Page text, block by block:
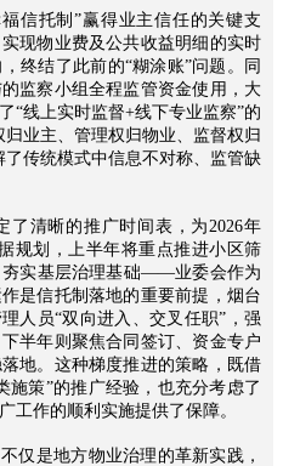
信托制”赢得业主信任的关键支
现物业费及公共收益明细的实时
终结了此前的“糊涂账”问题。同
监察小组全程监管资金使用，大
“线上实时监督+线下专业监察”的
业主、管理权归物业、监督权归
传统模式中信息不对称、监管缺
了清晰的推广时间表，为2026年
规划，上半年将重点推进小区筛
夯实基层治理基础——业委会作为
是信托制落地的重要前提，烟台
人员“双向进入、交叉任职”，强
半年则聚焦合同签订、资金专户
地。这种梯度推进的策略，既借
施策”的推广经验，也充分考虑了
工作的顺利实施提供了保障。
仅是地方物业治理的革新实践，